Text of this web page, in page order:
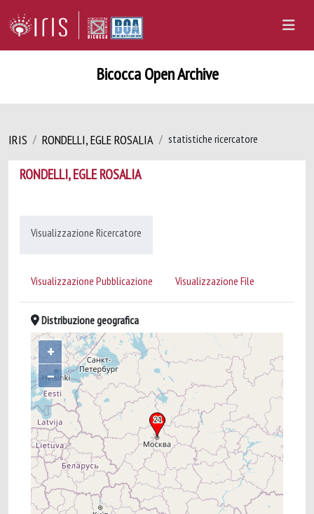
Bicocca Open Archive
IRIS RONDELLI, EGLE ROSALIA statistiche ricercatore
RONDELLI, EGLE ROSALIA
Visualizzazione Ricercatore
Visualizzazione Pubblicazione Visualizzazione File
Distribuzione geografica
+
–